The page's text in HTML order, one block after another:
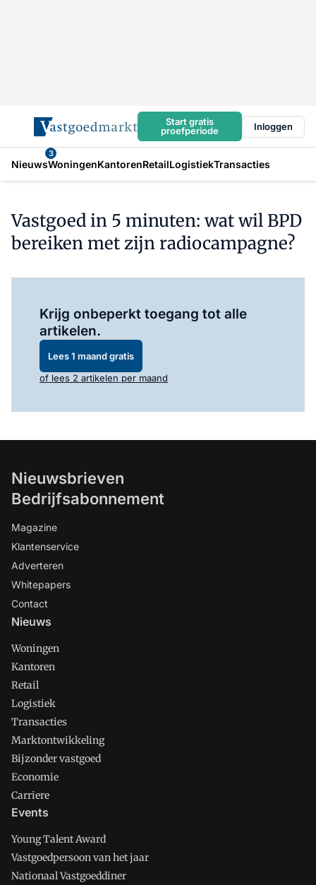
Start gratis
proefperiode
Inloggen
Nieuws
3
WoningenKantorenRetailLogistiekTransacties
Vastgoed in 5 minuten: wat wil BPD
bereiken met zijn radiocampagne?
Krijg onbeperkt toegang tot alle
artikelen.
Lees 1 maand gratis
of lees 2 artikelen per maand
Nieuwsbrieven
Bedrijfsabonnement
Magazine
Klantenservice
Adverteren
Whitepapers
Contact
Nieuws
Woningen
Kantoren
Retail
Logistiek
Transacties
Marktontwikkeling
Bijzonder vastgoed
Economie
Carriere
Events
Young Talent Award
Vastgoedpersoon van het jaar
Nationaal Vastgoeddiner